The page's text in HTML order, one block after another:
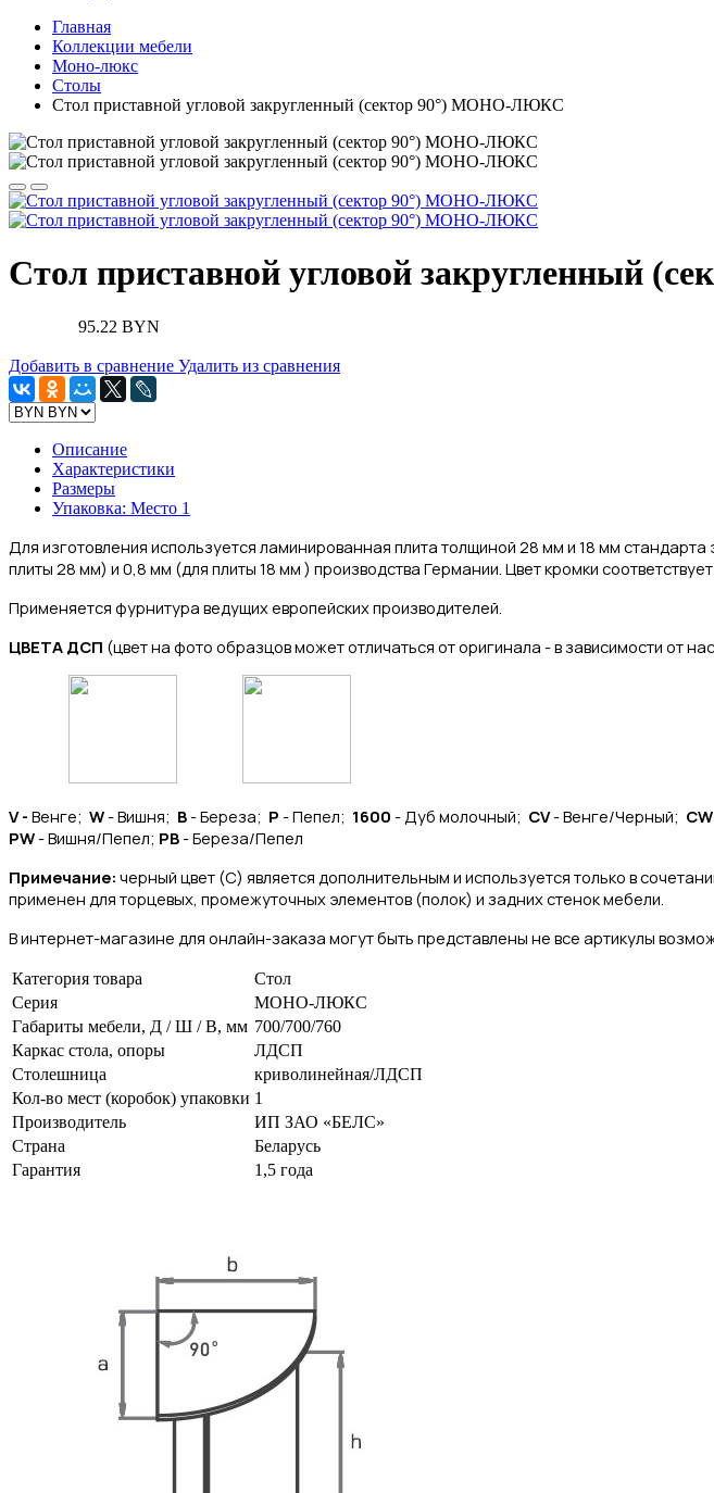
Главная
Коллекции мебели
Моно-люкс
Столы
Стол приставной угловой закругленный (сектор 90°) МОНО-ЛЮКС
Стол приставной угловой закругленный
95.22 BYN
Добавить в сравнение Удалить из сравнения
Описание
Характеристики
Размеры
Упаковка: Место 1
Для изготовления используется ламинированная плита толщиной 28 мм и 18 мм стандарта
плиты 28 мм) и 0,8 мм (для плиты 18 мм ) производства Германии. Цвет кромки
Применяется фурнитура ведущих европейских производителей.
ЦВЕТА ДСП (цвет на фото образцов может отличаться от оригинала - в зависимости от
V - Венге; W- Вишня; B- Береза; P - Пепел; 1600 - Дуб молочный; CV- Венге/Черный; CW
PW- Вишня/Пепел; PB- Береза/Пепел
Примечание: черный цвет (C) является дополнительным и используется только в
применен для торцевых, промежуточных элементов (полок) и задних стенок мебели.
В интернет-магазине для онлайн-заказа могут быть представлены не все артикулы
Категория товара
Стол
Серия
МОНО-ЛЮКС
Габариты мебели, Д / Ш / В, мм 700/700/760
Каркас стола, опоры
ЛДСП
Столешница
криволинейная/ЛДСП
Кол-во мест (коробок) упаковки 1
Производитель
ИП ЗАО «БЕЛС»
Страна
Беларусь
Гарантия
1,5 года